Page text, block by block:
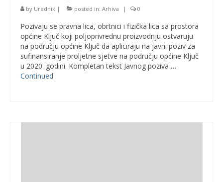
by Urednik | posted in: Arhiva | 0
Pozivaju se pravna lica, obrtnici i fizička lica sa prostora
općine Ključ koji poljoprivrednu proizvodnju ostvaruju
na području općine Ključ da apliciraju na javni poziv za
sufinansiranje proljetne sjetve na području općine Ključ
u 2020. godini. Kompletan tekst Javnog poziva …
Continued